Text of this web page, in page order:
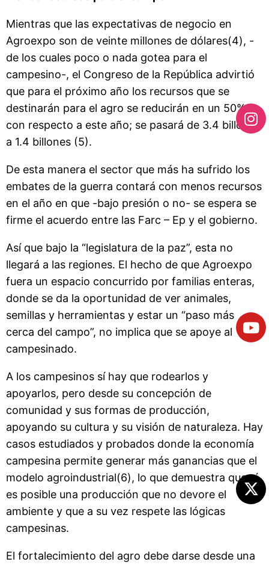
Mientras que las expectativas de negocio en
Agroexpo son de veinte millones de dólares(4), -
de los cuales poco o nada gotea para el
campesino-, el Congreso de la República advirtió
que para el próximo año los recursos que se
destinarán para el agro se reducirán en un 50%
con respecto a este año; se pasará de 3.4 billones
a 1.4 billones (5).
De esta manera el sector que más ha sufrido los
embates de la guerra contará con menos recursos
en el año en que -bajo presión o no- se espera se
firme el acuerdo entre las Farc – Ep y el gobierno.
Así que bajo la “legislatura de la paz”, esta no
llegará a las regiones. El hecho de que Agroexpo
fuera un espacio concurrido por familias enteras,
donde se da la oportunidad de ver animales,
semillas y herramientas y estar un “paso más
cerca del campo”, no implica que se apoye al
campesinado.
A los campesinos sí hay que rodearlos y
apoyarlos, pero desde su concepción de
comunidad y sus formas de producción,
apoyando su cultura y su visión de naturaleza. Hay
casos estudiados y probados donde la economía
campesina permite generar más ganancias que el
modelo agroindustrial(6), lo que demuestra que sí
es posible una producción que no devore el
ambiente y que a su vez respete las lógicas
campesinas.
El fortalecimiento del agro debe darse desde una